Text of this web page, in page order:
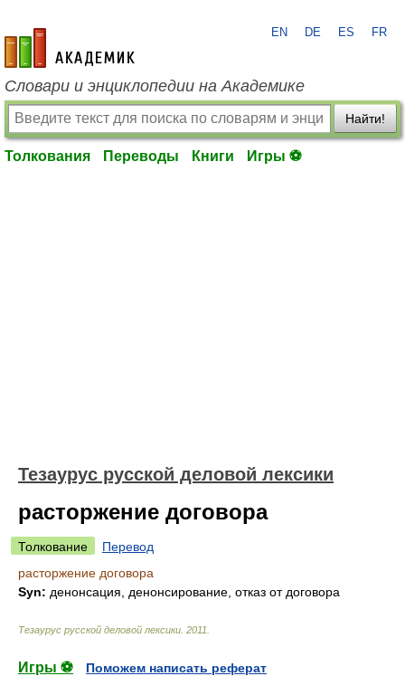
academic.ru
EN DE ES FR
Словари и энциклопедии на Академике
Найти!
Толкования Переводы Книги Игры ⚽
Тезаурус русской деловой лексики
расторжение договора
Толкование
Перевод
расторжение договора
Syn: денонсация, денонсирование, отказ от договора
Тезаурус русской деловой лексики 2011
Игры ⚽
Поможем написать реферат